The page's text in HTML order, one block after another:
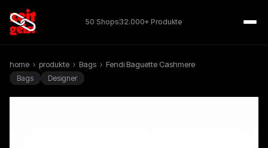
50 Shops32.000+ Produkte
home › produkte › Bags › Fendi Baguette Cashmere
Bags Designer